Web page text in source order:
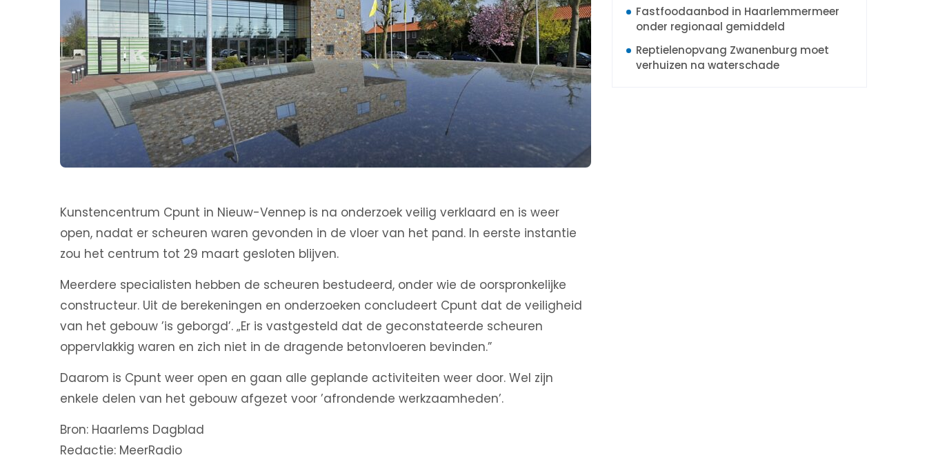
Kunstencentrum Cpunt in Nieuw-Vennep is na onderzoek veilig verklaard en is weer
open, nadat er scheuren waren gevonden in de vloer van het pand. In eerste instantie
zou het centrum tot 29 maart gesloten blijven.
Meerdere specialisten hebben de scheuren bestudeerd, onder wie de oorspronkelijke
constructeur. Uit de berekeningen en onderzoeken concludeert Cpunt dat de veiligheid
van het gebouw ’is geborgd’. „Er is vastgesteld dat de geconstateerde scheuren
oppervlakkig waren en zich niet in de dragende betonvloeren bevinden.”
Daarom is Cpunt weer open en gaan alle geplande activiteiten weer door. Wel zijn
enkele delen van het gebouw afgezet voor ’afrondende werkzaamheden’.
Bron: Haarlems Dagblad
Redactie: MeerRadio
Fastfoodaanbod in Haarlemmermeer
onder regionaal gemiddeld
Reptielenopvang Zwanenburg moet
verhuizen na waterschade